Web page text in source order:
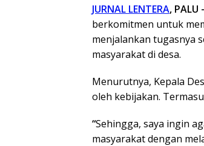
JURNAL LENTERA, PALU
berkomitmen untuk
menjalankan tugasnya
masyarakat di desa.
Menurutnya, Kepala
oleh kebijakan.
“Sehingga, saya ingin
masyarakat dengan